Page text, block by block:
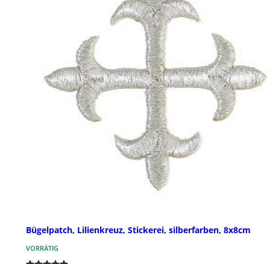
Bügelpatch, Lilienkreuz, Stickerei, silberfarben, 8x8cm
VORRÄTIG